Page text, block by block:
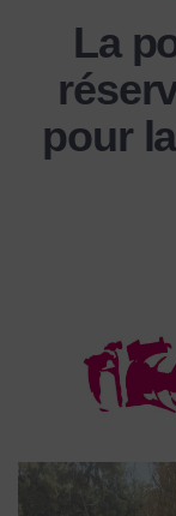
La
pour